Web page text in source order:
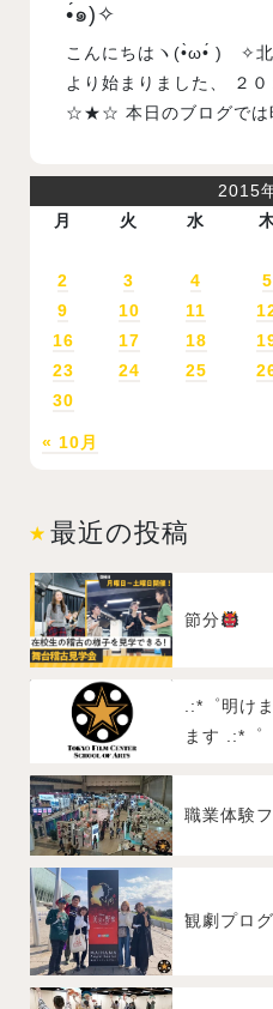
•́๑)✧
こんにちはヽ(•̀ω•́ )ゝ✧
より始まりました、 ２
☆★☆ 本日のブログでは
2015
月
火 水
« 10月
2
3 4 5
9
10 11
16
17 18
23
24 25
30
最近の投稿
節分
.:*゜明け
ます .:*゜
観劇プロ